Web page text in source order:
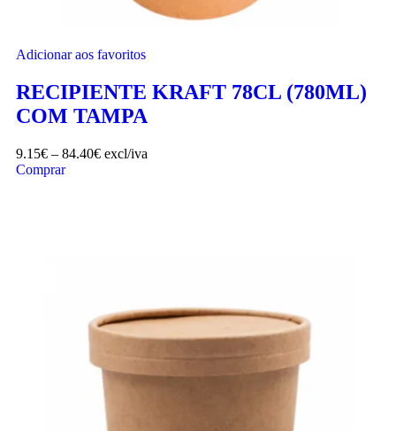
Adicionar aos favoritos
RECIPIENTE KRAFT 78CL (780ML)
COM TAMPA
9.15€ – 84.40€ excl/iva
Comprar